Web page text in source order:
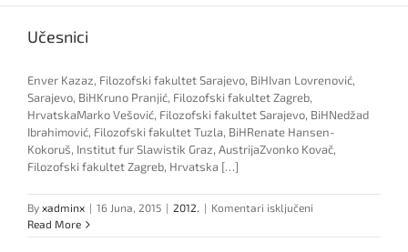
Učesnici
Enver Kazaz, Filozofski fakultet Sarajevo, BiHIvan Lovrenović,
Sarajevo, BiHKruno Pranjić, Filozofski fakultet Zagreb,
HrvatskaMarko Vešović, Filozofski fakultet Sarajevo, BiHNedžad
Ibrahimović, Filozofski fakultet Tuzla, BiHRenate Hansen-
Kokoruš, Institut fur Slawistik Graz, AustrijaZvonko Kovač,
Filozofski fakultet Zagreb, Hrvatska […]
By xadminx | 16 Juna, 2015 | 2012. | Komentari isključeni
Read More